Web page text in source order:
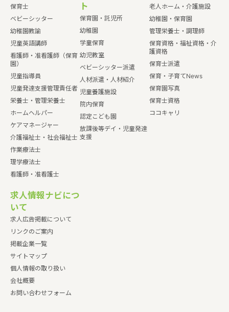
保育士
ベビーシッター
幼稚園教諭
児童英語講師
看護師・准看護師（保育
園）
児童指導員
児童発達支援管理責任者
栄養士・管理栄養士
ホームヘルパー
ケアマネージャー
介護福祉士・社会福祉士
作業療法士
理学療法士
看護師・准看護士
ト
保育園・託児所
幼稚園
学童保育
幼児教室
ベビーシッター派遣
人材派遣・人材紹介
児童養護施設
院内保育
認定こども園
放課後等デイ・児童発達
支援
老人ホーム・介護施設
幼稚園・保育園
管理栄養士・調理師
保育資格・福祉資格・介
護資格
保育士派遣
保育・子育てNews
保育園写真
保育士資格
ココキャリ
求人情報ナビにつ
いて
求人広告掲載について
リンクのご案内
掲載企業一覧
サイトマップ
個人情報の取り扱い
会社概要
お問い合わせフォーム